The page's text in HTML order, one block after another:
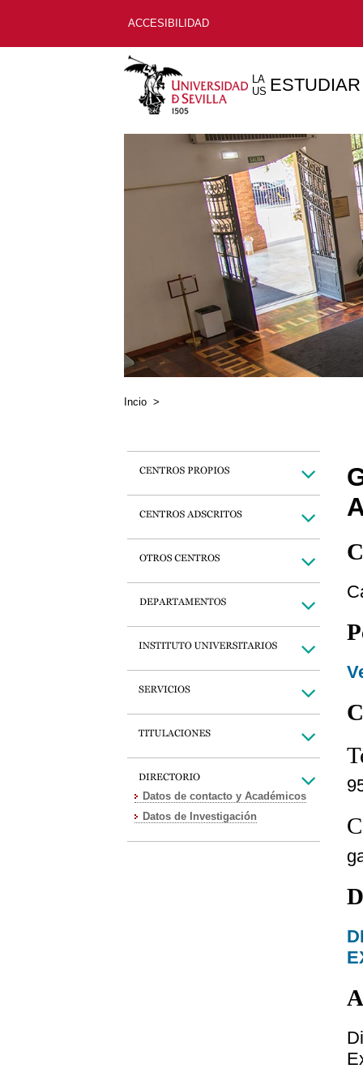
ACCESIBILIDAD
LA
US ESTUDIAR
Incio >
Datos de contacto y Académicos
Datos de Investigación